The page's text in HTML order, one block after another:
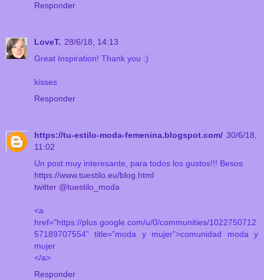
Responder
LoveT. 28/6/18, 14:13
Great Inspiration! Thank you :)
kisses
Responder
https://tu-estilo-moda-femenina.blogspot.com/ 30/6/18,
11:02
Un post muy interesante, para todos los gustos!!! Besos
https://www.tuestilo.eu/blog.html
twitter @tuestilo_moda
<a
href="https://plus.google.com/u/0/communities/1022750712
57189707554” title=”moda y mujer”>comunidad moda y
mujer
</a>
Responder